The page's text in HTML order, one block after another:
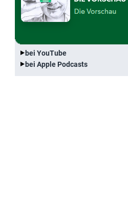
bei YouTube
bei Apple Podcasts